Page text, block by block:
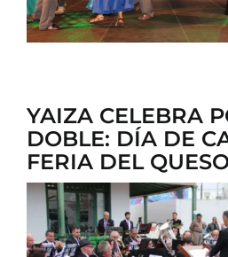
YAIZA CELEBRA
DOBLE: DÍA DE
FERIA DEL